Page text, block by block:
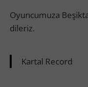
Oyuncumuza
dileriz.
Kartal Record